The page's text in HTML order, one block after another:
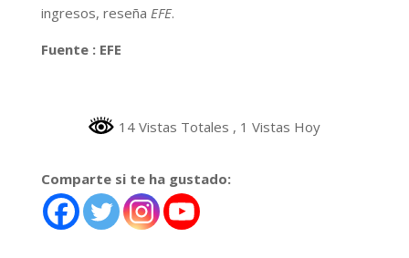
ingresos, reseña EFE.
Fuente : EFE
14 Vistas Totales , 1 Vistas Hoy
Comparte si te ha gustado: